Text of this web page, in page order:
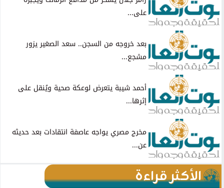
على...
بعد خروجه من السجن.. سعد الصغير يزور
مشجع...
أحمد شيبة يتعرض لوعكة صحية ويُنقل على
إثرها...
مخرج مصري يواجه عاصفة انتقادات بعد حديثه
عن...
الأكثر قراءة